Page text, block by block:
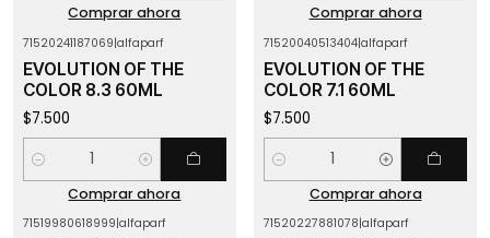
Comprar ahora
Comprar ahora
71520241187069|alfaparf
EVOLUTION OF THE
COLOR 8.3 60ML
$7.500
Cantidad
Comprar ahora
71520040513404|alfaparf
EVOLUTION OF THE
COLOR 7.1 60ML
$7.500
Cantidad
Comprar ahora
71519980618999|alfaparf 71520227881078|alfaparf